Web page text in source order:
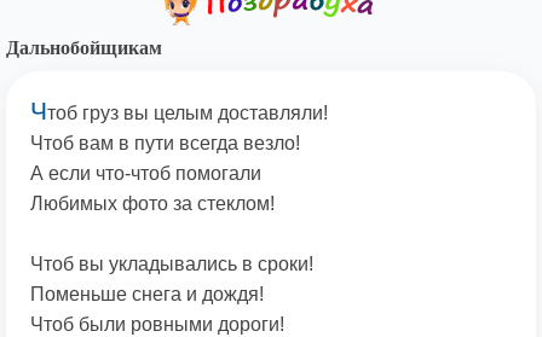
Дальнобойщикам
Чтоб груз вы целым доставляли!
Чтоб вам в пути всегда везло!
А если что-чтоб помогали
Любимых фото за стеклом!
Чтоб вы укладывались в сроки!
Поменьше снега и дождя!
Чтоб были ровными дороги!